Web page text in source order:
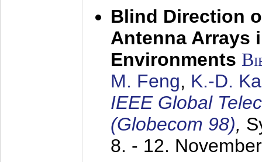
Blind Direction
Antenna Arrays
Environments
M. Feng, K.-D.
IEEE Global
(Globecom 98),
8. - 12.